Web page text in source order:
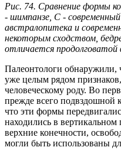
Рис. 74. Сравнение формы
- шимпанзе, С - современный
австралопитека и
некоторым сходством,
отличается
Палеонтологи обнаружили,
уже целым рядом
человеческому роду. Во
прежде всего подвздошной
что эти формы
находились в вертикальном
верхние конечности,
могли быть использованы